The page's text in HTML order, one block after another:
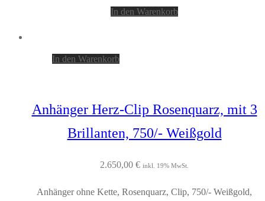
In den Warenkorb
In den Warenkorb
Anhänger Herz-Clip Rosenquarz, mit 3
Brillanten, 750/- Weißgold
2.650,00 € inkl. 19% MwSt.
Anhänger ohne Kette, Rosenquarz, Clip, 750/- Weißgold,